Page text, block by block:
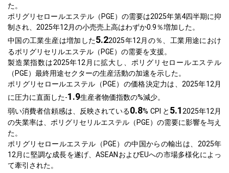
た。
ポリグリセロールエステル（PGE）の需要は2025年第4四半期に抑
制され、2025年12月の小売売上高はわずか0.9％増加した。
中国の工業生産は増加した5.22025年12月の％、工業用途におけ
るポリグリセリルエステル（PGE）の需要を支援。
製造業指数は2025年12月に拡大し、ポリグリセロールエステル
（PGE）最終用途セクターの生産活動の加速を示した。
ポリグリセロールエステル（PGE）の価格決定力は、2025年12月
に圧力に直面した-1.9生産者物価指数の%減少。
弱い消費者信頼感は、反映されている0.8% CPI と 5.1 2025年12月
の失業率は、ポリグリセリルエステル（PGE）の需要に影響を与え
た。
ポリグリセロールエステル（PGE）の中国からの輸出は、2025年
12月に堅調な成長を遂げ、ASEANおよびEUへの市場多様化によっ
て牽引された。